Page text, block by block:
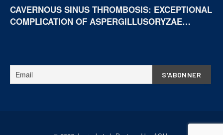
CAVERNOUS SINUS THROMBOSIS: EXCEPTIONAL
COMPLICATION OF ASPERGILLUSORYZAE